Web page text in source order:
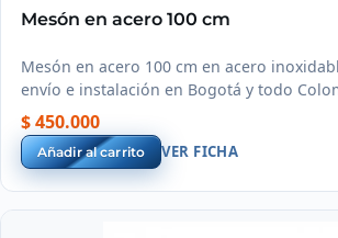
Mesón en acero 100 cm
Mesón en acero 100 cm en acero
envío e instalación en Bogotá y todo
$ 450.000
Añadir al carrito VER FICHA